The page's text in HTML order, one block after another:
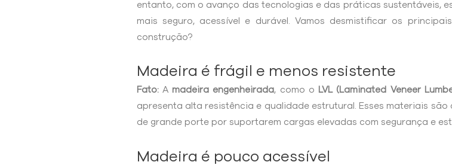
entanto, com o avanço das tecnologias e das práticas sustentáveis,
mais seguro, acessível e durável. Vamos desmistificar os
construção?
Madeira é frágil e menos resistente
Fato:A madeira engenheirada, como o LVL (Laminated Veneer
apresenta alta resistência e qualidade estrutural. Esses materiais
de grande porte por suportarem cargas elevadas com segurança e
Madeira é pouco acessível